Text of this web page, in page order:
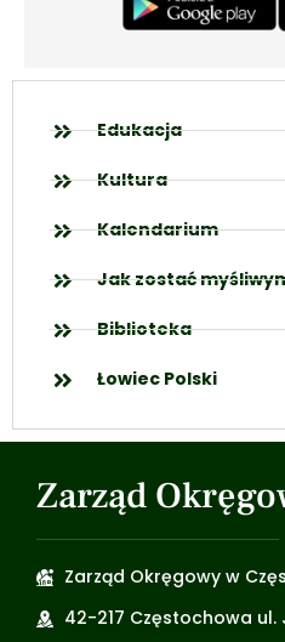
Edukacja
Kultura
Kalendarium
Jak zostać
Biblioteka
Łowiec Polski
Zarząd
Zarząd Okręgowy w
42-217 Częstochowa ul.